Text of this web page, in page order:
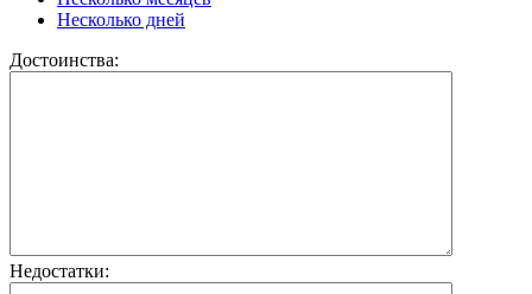
Несколько дней
Достоинства:
Недостатки: